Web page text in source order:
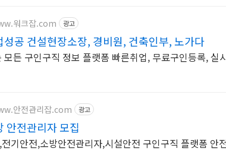
워크잡.com 광고
성공 건설현장소장, 경비원, 건축인부, 노가다
모든 구인구직 정보 플랫폼 빠른취업, 무료구인등록, 실
안전관리잡.com 광고
건설현장 안전관리자 모집
기안전,소방안전관리자,시설안전 구인구직 플랫폼 안